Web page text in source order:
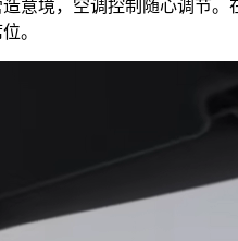
意境，空调控制随心调节。
。